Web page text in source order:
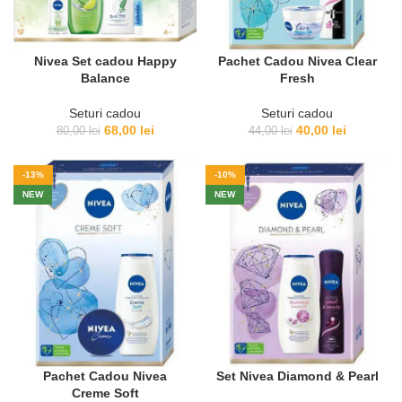
Nivea Set cadou Happy
Balance
Seturi cadou
80,00lei Prețul
a
fost:
80,00 lei.
68,00 leiPrețul
este:
68,00 lei.
Pachet Cadou Nivea Clear
Fresh
Seturi cadou
44,00lei Prețul
a
fost:
44,00 lei.
40,00 leiPrețul
este:
40,00 lei.
-13%
NEW
Pachet Cadou Nivea
Creme Soft
-10%
NEW
Set Nivea Diamond & Pearl